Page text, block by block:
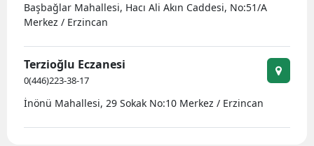
Isparta
İzmir
Kars
Başbağlar Mahallesi, Hacı Ali Akın Caddesi, No:51/A
Merkez / Erzincan
Terzioğlu Eczanesi
0(446)223-38-17
İnönü Mahallesi, 29 Sokak No:10 Merkez / Erzincan